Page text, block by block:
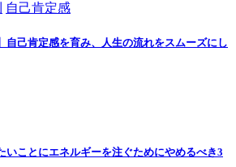
自己肯定感
自己肯定感を育み、人生の流れをスムーズにし
いことにエネルギーを注ぐためにやめるべき3